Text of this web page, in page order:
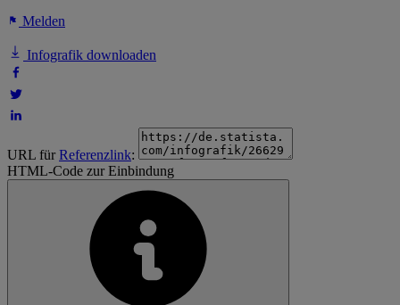
Melden
Infografik downloaden
URL fürReferenzlink:
HTML-Code zur Einbindung